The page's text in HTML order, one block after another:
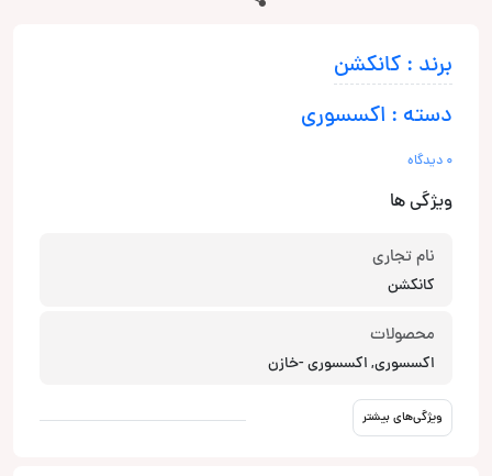
برند : کانکشن
دسته : اکسسوری
0 دیدگاه
ویژگی ها
نام تجاری
کانکشن
محصولات
اکسسوری, اکسسوری -خازن
ویژگی‌های بیشتر